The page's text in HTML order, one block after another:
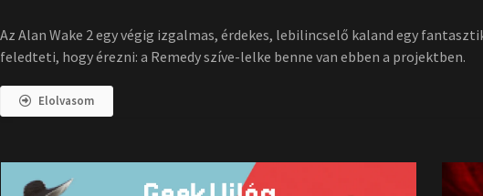
Az Alan Wake 2 egy végig izgalmas, érdekes, lebilincselő kaland egy
feledteti, hogy érezni: a Remedy szíve-lelke benne van ebben a projektben.
Elolvasom